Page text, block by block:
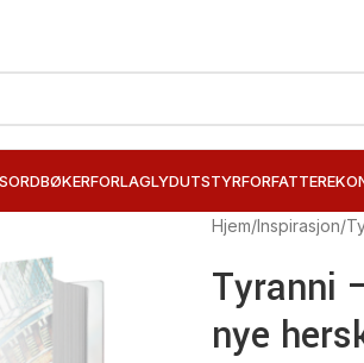
BØKERFORLAGLYDUTSTYRFORFATTERE
Hjem Inspirasjon
Tyranni
nye